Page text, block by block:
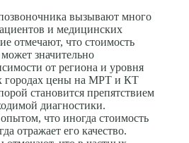
вызывают много
и медицинских
отмечают, что стоимость
значительно
от региона и уровня
городах цены на МРТ и КТ
становится препятствием
диагностики.
что иногда стоимость
отражает его качество.